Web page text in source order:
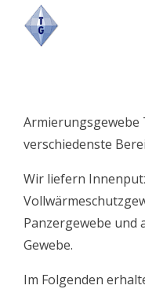
verschiedenste
Wir liefern
Panzergewebe und
Gewebe.
Im Folgenden